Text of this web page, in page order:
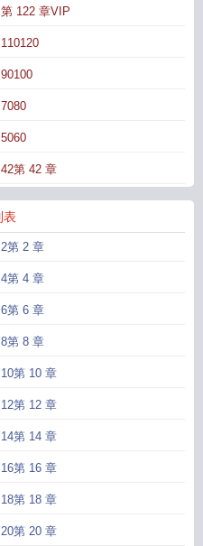
你为妻。即便终身不得见，宗谱玉蝶
八字，静待后招。没想到，当晚，十
说：八字相和，可婚配。不巧的是，
困生是胤禩免费观看
了吗我资助的穷学生
资助的贫困生进林氏家族了吗
资助的穷学生成了我资助的贫困生是胤
读我资助的贫困生是胤禩免费
的穷我资助的穷生生成了总裁 乐文我
性缘脑我资助的穷学生成为
万 我资助的穷是学生成为总裁了
第 122 章VIP
110120
90100
7080
5060
42第 42 章
表
2第 2 章
4第 4 章
6第 6 章
8第 8 章
10第 10 章
12第 12 章
14第 14 章
16第 16 章
18第 18 章
20第 20 章